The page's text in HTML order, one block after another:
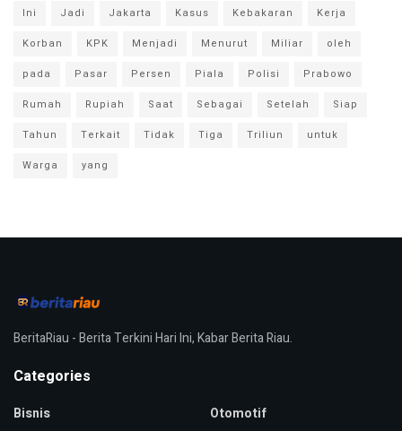
Ini
Jadi Jakarta Kasus Kebakaran
Kerja
Korban
KPK Menjadi Menurut Miliar
oleh
pada
Pasar Persen Piala Polisi
Prabowo
Rumah
Rupiah Saat Sebagai Setelah
Siap
Tahun
Terkait Tidak Tiga Triliun
untuk
Warga
yang
BeritaRiau - Berita Terkini Hari Ini, Kabar Berita Riau.
Categories
Bisnis
Otomotif